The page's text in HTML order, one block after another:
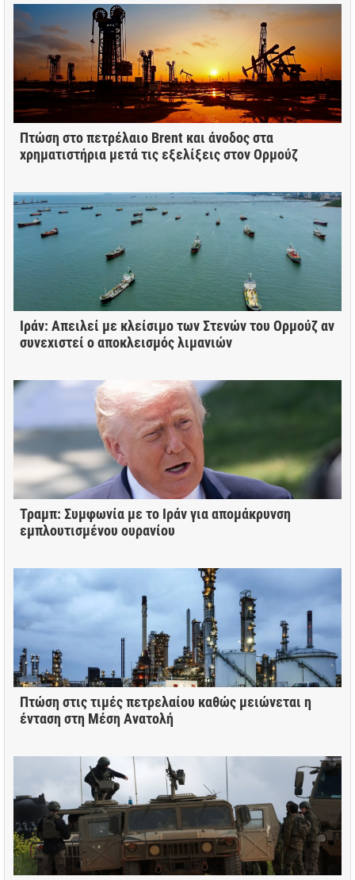
Πτώση στο πετρέλαιο Brent και άνοδος στα
χρηματιστήρια μετά τις εξελίξεις στον Ορμούζ
Ιράν: Απειλεί με κλείσιμο των Στενών του Ορμούζ αν
συνεχιστεί ο αποκλεισμός λιμανιών
Τραμπ: Συμφωνία με το Ιράν για απομάκρυνση
εμπλουτισμένου ουρανίου
Πτώση στις τιμές πετρελαίου καθώς μειώνεται η
ένταση στη Μέση Ανατολή